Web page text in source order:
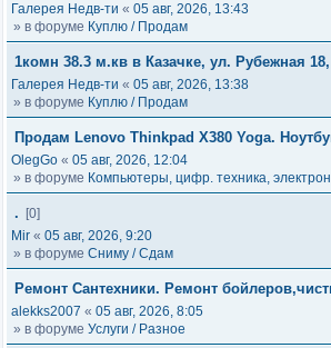
Галерея Недв-ти « 05 авг, 2026, 13:43
» в форуме Куплю / Продам
1комн 38.3 м.кв в Казачке, ул. Рубежная
Галерея Недв-ти « 05 авг, 2026, 13:38
» в форуме Куплю / Продам
Продам Lenovo Thinkpad X380 Yoga.
OlegGo « 05 авг, 2026, 12:04
» в форуме Компьютеры, цифр. техника,
.
[0]
Mir « 05 авг, 2026, 9:20
» в форуме Сниму / Сдам
Ремонт Сантехники. Ремонт
alekks2007 « 05 авг, 2026, 8:05
» в форуме Услуги / Разное